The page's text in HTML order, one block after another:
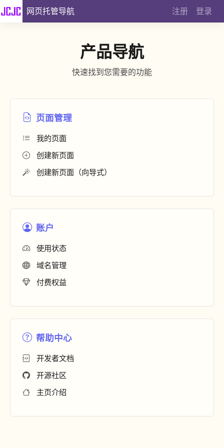
网页托管导航 注册 登录
产品导航
快速找到您需要的功能
页面管理
我的页面
创建新页面
创建新页面（向导式）
账户
使用状态
域名管理
付费权益
帮助中心
开发者文档
开源社区
主页介绍